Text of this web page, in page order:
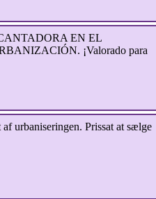
EN EL
¡Valorado para
urbaniseringen. Prissat at sælge